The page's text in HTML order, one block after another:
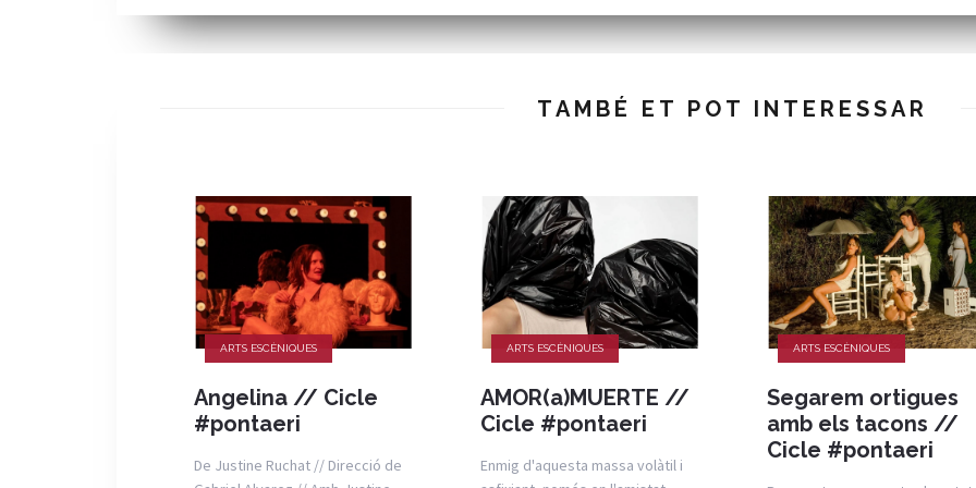
TAMBÉ ET POT INTERESSAR
ARTS ESCÈNIQUES
Angelina // Cicle
#pontaeri
De Justine Ruchat // Direcció de
ARTS ESCÈNIQUES
AMOR(a)MUERTE //
Cicle #pontaeri
Enmig d'aquesta massa volàtil i
ARTS ESCÈNIQUES
Segarem ortigues
amb els tacons //
Cicle #pontaeri